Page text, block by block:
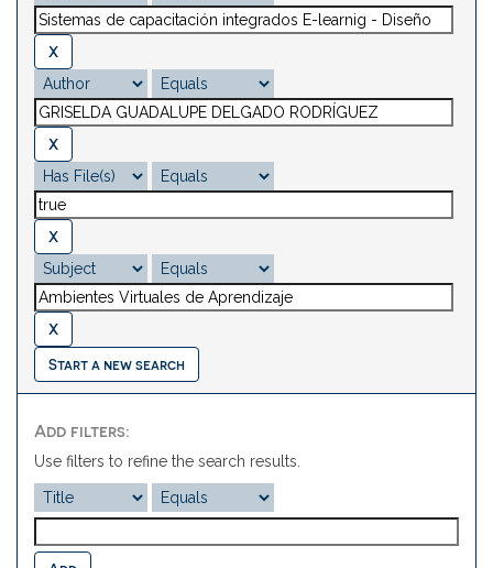
Start a new search
Add filters:
Use filters to refine the search results.